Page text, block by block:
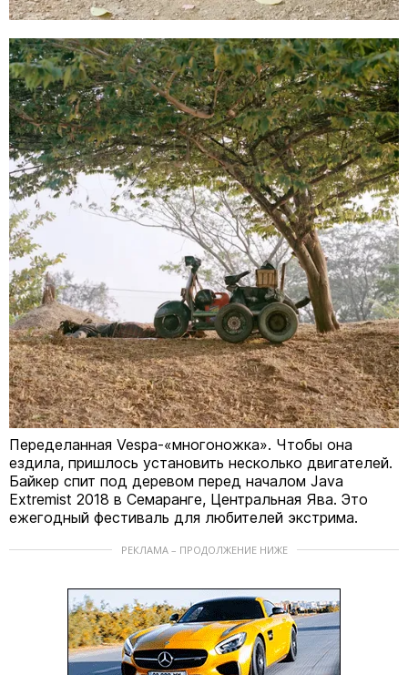
Переделанная Vespa-«многоножка». Чтобы она
ездила, пришлось установить несколько двигателей.
Байкер спит под деревом перед началом Java
Extremist 2018 в Семаранге, Центральная Ява. Это
ежегодный фестиваль для любителей экстрима.
РЕКЛАМА – ПРОДОЛЖЕНИЕ НИЖЕ